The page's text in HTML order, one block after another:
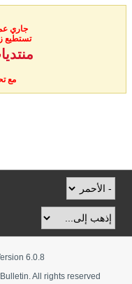
جاري
تستطيع
مع
6.0.8
All rights reserved.